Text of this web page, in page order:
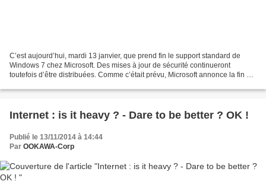
C’est aujourd’hui, mardi 13 janvier, que prend fin le support standard de
Windows 7 chez Microsoft. Des mises à jour de sécurité continueront
toutefois d’être distribuées. Comme c’était prévu, Microsoft annonce la fin du
Internet : is it heavy ? - Dare to be better ? OK !
Publié le 13/11/2014 à 14:44
Par OOKAWA-Corp